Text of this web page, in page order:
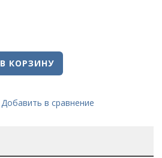
В КОРЗИНУ
Добавить в сравнение